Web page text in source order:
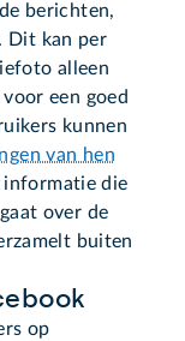
berichten,
Dit kan per
alleen
een goed
kunnen
van hen
informatie die
over de
buiten
op